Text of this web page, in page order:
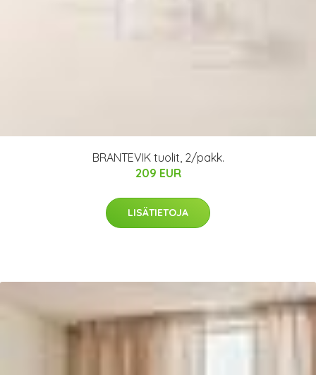
BRANTEVIK tuolit, 2/pakk.
209 EUR
LISÄTIETOJA